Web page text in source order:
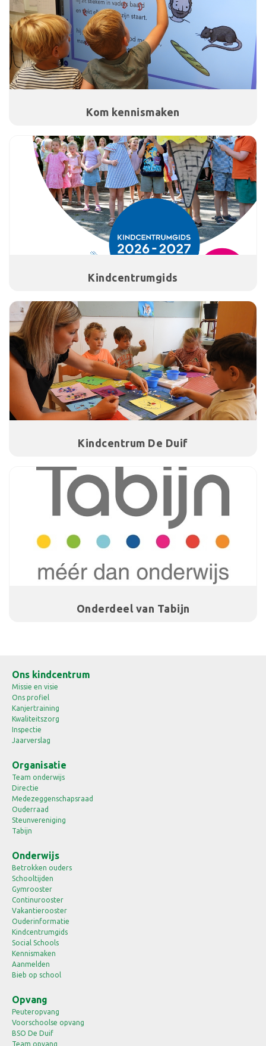
Kom kennismaken
Kindcentrumgids
Kindcentrum De Duif
Onderdeel van Tabijn
Ons kindcentrum
Missie en visie
Ons profiel
Kanjertraining
Kwaliteitszorg
Inspectie
Jaarverslag
Organisatie
Team onderwijs
Directie
Medezeggenschapsraad
Ouderraad
Steunvereniging
Tabijn
Onderwijs
Betrokken ouders
Schooltijden
Gymrooster
Continurooster
Vakantierooster
Ouderinformatie
Kindcentrumgids
Social Schools
Kennismaken
Aanmelden
Bieb op school
Opvang
Peuteropvang
Voorschoolse opvang
BSO De Duif
Team opvang